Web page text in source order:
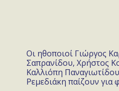
Οι ηθοποιοί Γιώργος
Σαπρανίδου, Χρήστος
Καλλιόπη
Ρεμεδιάκη παίζουν